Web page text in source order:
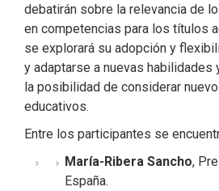
debatirán sobre la relevancia de
en competencias para los títulos
se explorará su adopción y
y adaptarse a nuevas habilidades
la posibilidad de considerar
educativos.
Entre los participantes se
María-Ribera Sancho,
España.